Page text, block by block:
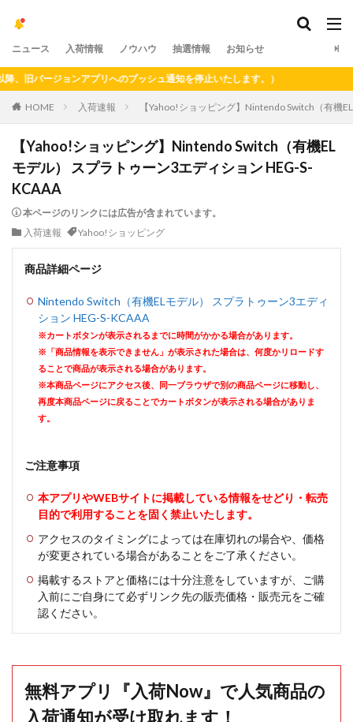
ニュース 入荷情報 ノウハウ 抽選情報 お知らせ
ージョンアプリへのプッシュ通知を停止いたします。）
HOME 入荷速報 【Yahoo!ショッピング】Nintendo Switch（有機
【Yahoo!ショッピング】Nintendo Switch（有機EL
モデル） スプラトゥーン3エディション HEG-S-
KCAAA
本ページのリンクには広告が含まれています。
入荷速報
Yahoo!ショッピング
商品詳細ページ
Nintendo Switch（有機ELモデル） スプラトゥーン3エディ
ション HEG-S-KCAAA
※カートボタンが表示されるまでに時間がかかる場合があります。
※「商品情報を表示できません」が表示された場合は、何度かリロードす
ることで商品が表示される場合があります。
※本商品ページにアクセス後、同一ブラウザで別の商品ページに移動し、
再度本商品ページに戻ることでカートボタンが表示される場合がありま
す。
ご注意事項
本アプリやWEBサイトに掲載している情報をせどり・転売
目的で利用することを固く禁止いたします。
アクセスのタイミングによっては在庫切れの場合や、価格
が変更されている場合があることをご了承ください。
掲載するストアと価格には十分注意をしていますが、ご購
入前にご自身にて必ずリンク先の販売価格・販売元をご確
認ください。
無料アプリ『入荷Now』で人気商品の
入荷通知が受け取れます！